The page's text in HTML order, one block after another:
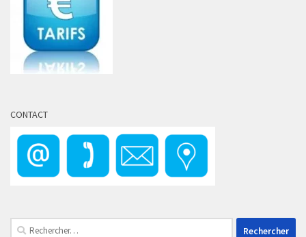
CONTACT
Rechercher :